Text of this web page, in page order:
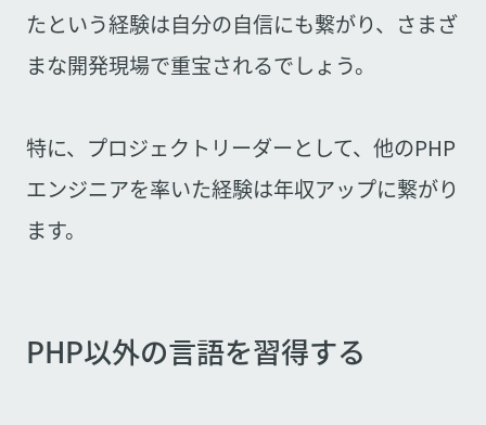
たという経験は自分の自信にも繋がり、さまざ
まな開発現場で重宝されるでしょう。
特に、プロジェクトリーダーとして、他のPHP
エンジニアを率いた経験は年収アップに繋がり
ます。
PHP以外の言語を習得する